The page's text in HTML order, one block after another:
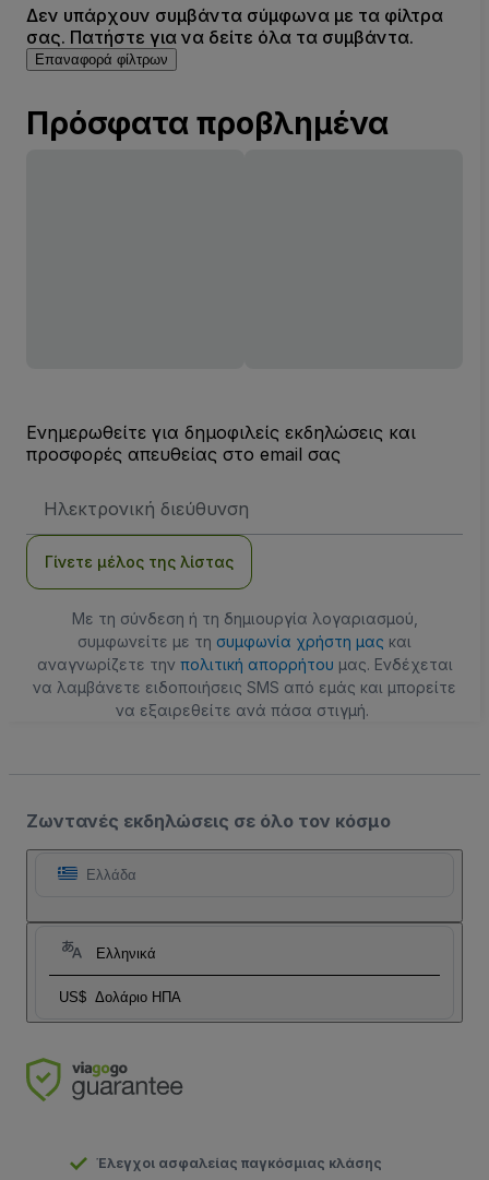
Δεν υπάρχουν συμβάντα σύμφωνα με τα φίλτρα
σας. Πατήστε για να δείτε όλα τα συμβάντα.
Επαναφορά φίλτρων
Πρόσφατα προβλημένα
Ενημερωθείτε για δημοφιλείς εκδηλώσεις και
προσφορές απευθείας στο email σας
Email
Γίνετε μέλος της λίστας
Με τη σύνδεση ή τη δημιουργία λογαριασμού,
συμφωνείτε με τη συμφωνία χρήστη μας και
αναγνωρίζετε την πολιτική απορρήτου μας. Ενδέχεται
να λαμβάνετε ειδοποιήσεις SMS από εμάς και μπορείτε
να εξαιρεθείτε ανά πάσα στιγμή.
Ζωντανές εκδηλώσεις σε όλο τον κόσμο
Ελλάδα
Ελληνικά
US$ Δολάριο ΗΠΑ
Έλεγχοι ασφαλείας παγκόσμιας κλάσης